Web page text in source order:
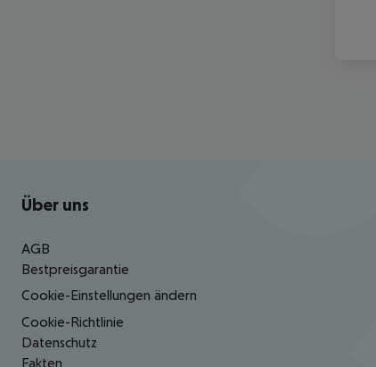
Footer navigation
Über uns
AGB
Bestpreisgarantie
Cookie-Einstellungen ändern
Cookie-Richtlinie
Datenschutz
Fakten